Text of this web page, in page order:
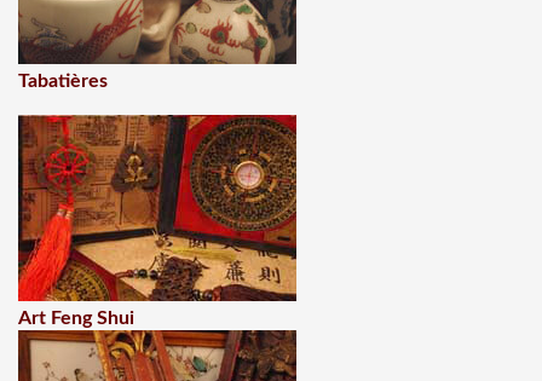
Tabatières
Art Feng Shui